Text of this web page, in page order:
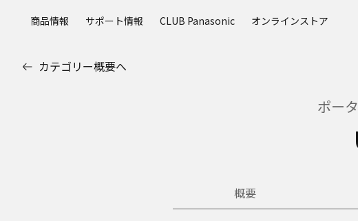
商品情報 サポート情報 CLUB Panasonic オンラインストア
カテゴリー概要へ
ポー
概要